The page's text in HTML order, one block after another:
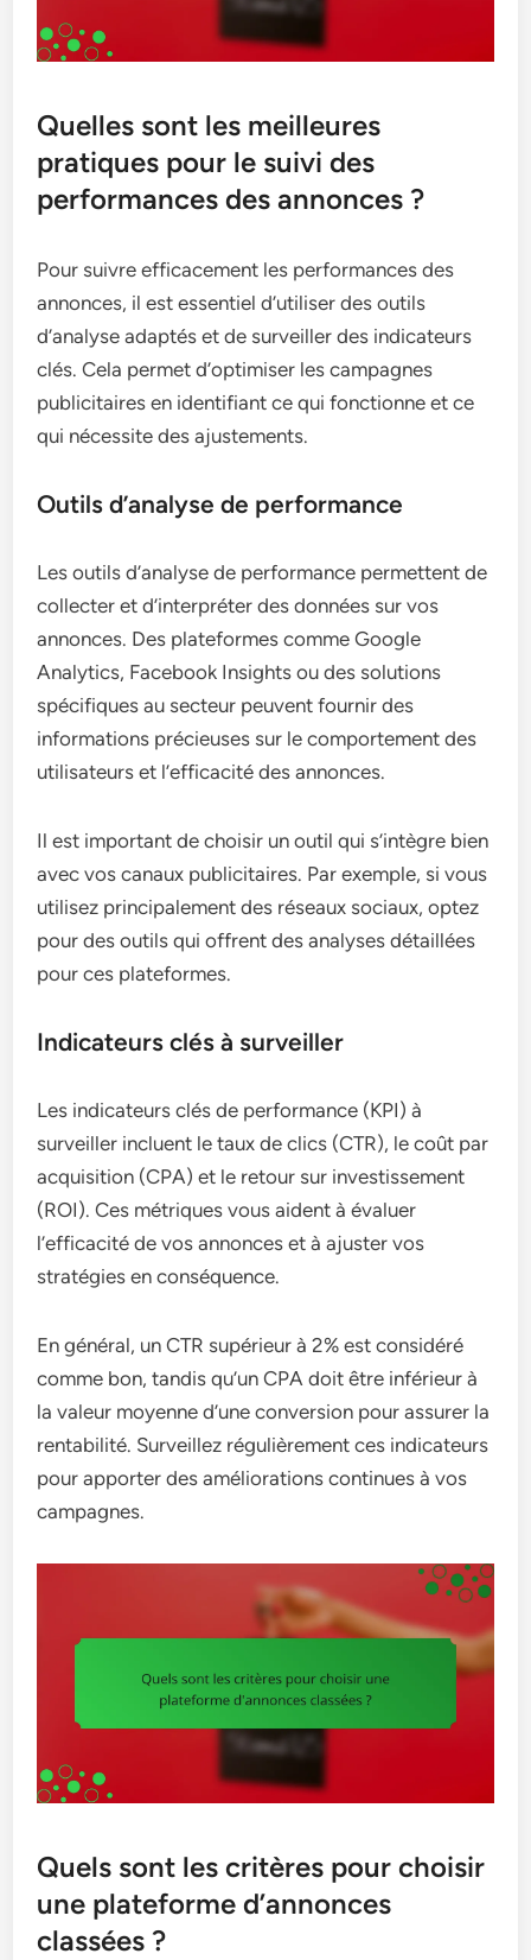
Quelles sont les meilleures
pratiques pour le suivi des
performances des annonces ?
Pour suivre efficacement les performances des
annonces, il est essentiel d’utiliser des outils
d’analyse adaptés et de surveiller des indicateurs
clés. Cela permet d’optimiser les campagnes
publicitaires en identifiant ce qui fonctionne et ce
qui nécessite des ajustements.
Outils d’analyse de performance
Les outils d’analyse de performance permettent de
collecter et d’interpréter des données sur vos
annonces. Des plateformes comme Google
Analytics, Facebook Insights ou des solutions
spécifiques au secteur peuvent fournir des
informations précieuses sur le comportement des
utilisateurs et l’efficacité des annonces.
Il est important de choisir un outil qui s’intègre bien
avec vos canaux publicitaires. Par exemple, si vous
utilisez principalement des réseaux sociaux, optez
pour des outils qui offrent des analyses détaillées
pour ces plateformes.
Indicateurs clés à surveiller
Les indicateurs clés de performance (KPI) à
surveiller incluent le taux de clics (CTR), le coût par
acquisition (CPA) et le retour sur investissement
(ROI). Ces métriques vous aident à évaluer
l’efficacité de vos annonces et à ajuster vos
stratégies en conséquence.
En général, un CTR supérieur à 2% est considéré
comme bon, tandis qu’un CPA doit être inférieur à
la valeur moyenne d’une conversion pour assurer la
rentabilité. Surveillez régulièrement ces indicateurs
pour apporter des améliorations continues à vos
campagnes.
Quels sont les critères pour choisir
une plateforme d’annonces
classées ?